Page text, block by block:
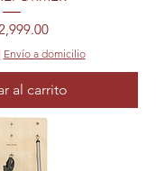
Precio
Envío a domicilio
al carrito